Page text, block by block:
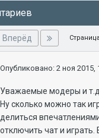
Вперёд
Опубликовано:2 ноя 2015,
Уважаемые модеры и
Ну сколько можно так
делиться
отключить чат и